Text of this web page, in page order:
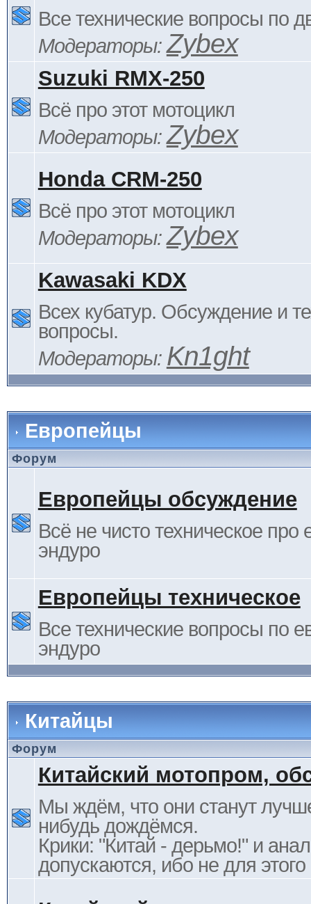
Все технические вопросы по
Модераторы:Zybex
Suzuki RMX-250
Всё про этот мотоцикл
Модераторы:Zybex
Honda CRM-250
Всё про этот мотоцикл
Модераторы:Zybex
Kawasaki KDX
Всех кубатур. Обсуждение и
вопросы.
Модераторы: Kn1ght
Европейцы
Форум
Европейцы обсуждение
Всё не чисто техническое про
эндуро
Европейцы техническое
Все технические вопросы по
эндуро
Китайцы
Форум
Китайский мотопром,
Мы ждём, что они станут
нибудь дождёмся.
Крики: "Китай - дерьмо!" и
допускаются, ибо не для